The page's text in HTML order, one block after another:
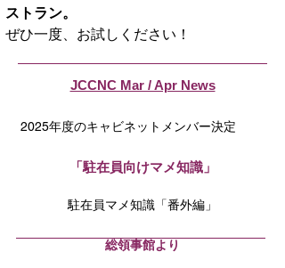
ストラン。
ぜひ一度、お試しください！
JCCNC Mar / Apr News
2025年度のキャビネットメンバー決定
「駐在員向けマメ知識」
駐在員マメ知識「番外編」
​総領事館より